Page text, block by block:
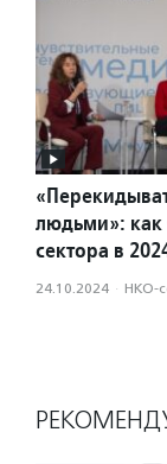
людьми»:
сектора в
24.10.2024 · НКО-